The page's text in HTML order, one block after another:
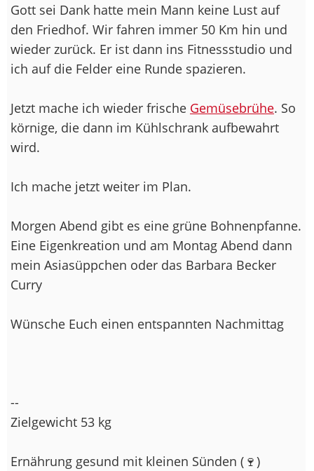
Gott sei Dank hatte mein Mann keine Lust auf
den Friedhof. Wir fahren immer 50 Km hin und
wieder zurück. Er ist dann ins Fitnessstudio und
ich auf die Felder eine Runde spazieren.
Jetzt mache ich wieder frische Gemüsebrühe. So
körnige, die dann im Kühlschrank aufbewahrt
wird.
Ich mache jetzt weiter im Plan.
Morgen Abend gibt es eine grüne Bohnenpfanne.
Eine Eigenkreation und am Montag Abend dann
mein Asiasüppchen oder das Barbara Becker
Curry
Wünsche Euch einen entspannten Nachmittag
--
Zielgewicht 53 kg
Ernährung gesund mit kleinen Sünden (🍷)